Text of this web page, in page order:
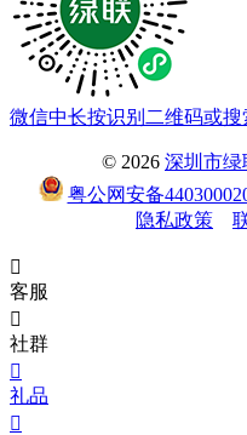
微信中长按识别二维码或搜
© 2026 深圳市绿
粤公网安备
隐私政策

客服

社群

礼品
